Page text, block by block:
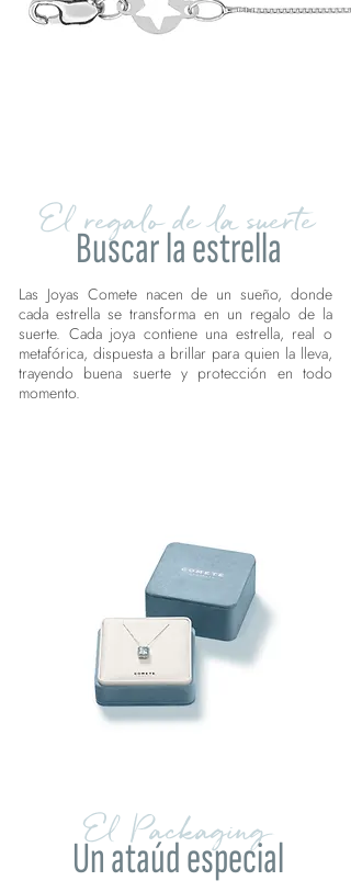
El regalo de la suerte
Buscar la estrella
Las Joyas Comete nacen de un sueño, donde
cada estrella se transforma en un regalo de la
suerte. Cada joya contiene una estrella, real o
metafórica, dispuesta a brillar para quien la lleva,
trayendo buena suerte y protección en todo
momento.
El Packaging
Un ataúd especial